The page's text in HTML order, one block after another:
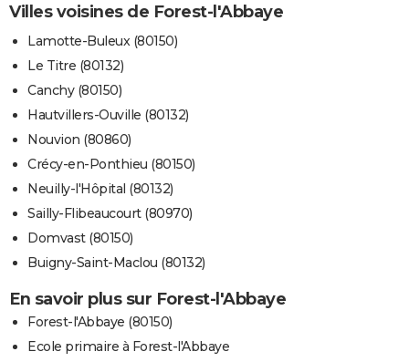
Villes voisines de Forest-l'Abbaye
Lamotte-Buleux (80150)
Le Titre (80132)
Canchy (80150)
Hautvillers-Ouville (80132)
Nouvion (80860)
Crécy-en-Ponthieu (80150)
Neuilly-l'Hôpital (80132)
Sailly-Flibeaucourt (80970)
Domvast (80150)
Buigny-Saint-Maclou (80132)
En savoir plus sur Forest-l'Abbaye
Forest-l'Abbaye (80150)
Ecole primaire à Forest-l'Abbaye